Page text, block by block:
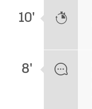
10'
8'